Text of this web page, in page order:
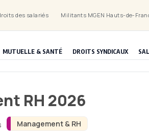
des salariés Militants MGEN Hauts-de-
MUTUELLE & SANTÉ DROITS SYNDICAUX
Management & RH
RH 2026